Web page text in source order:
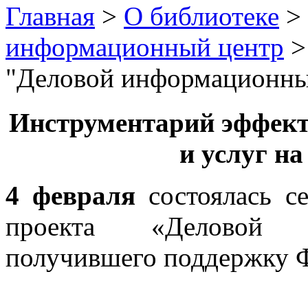
Главная > О библиотеке >
информационный центр
"Деловой
Инструментарий
и услуг
4 февраля состоялась
проекта «Деловой
получившего поддержку